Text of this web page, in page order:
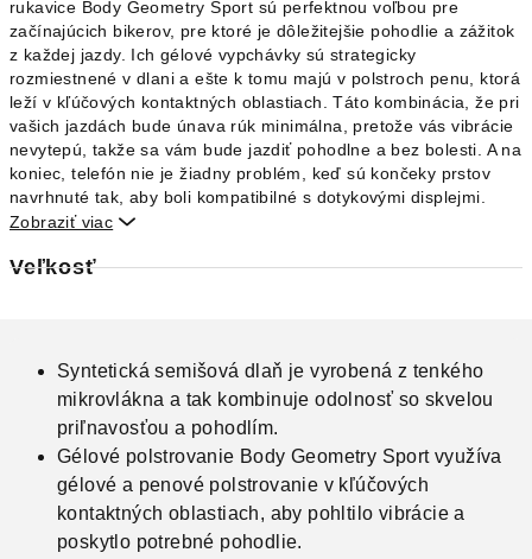
rukavice Body Geometry Sport sú perfektnou voľbou pre
začínajúcich bikerov, pre ktoré je dôležitejšie pohodlie a zážitok
z každej jazdy. Ich gélové vypchávky sú strategicky
rozmiestnené v dlani a ešte k tomu majú v polstroch penu, ktorá
leží v kľúčových kontaktných oblastiach. Táto kombinácia, že pri
vašich jazdách bude únava rúk minimálna, pretože vás vibrácie
nevytepú, takže sa vám bude jazdiť pohodlne a bez bolesti. A na
koniec, telefón nie je žiadny problém, keď sú končeky prstov
navrhnuté tak, aby boli kompatibilné s dotykovými displejmi.
Zobraziť viac 
Veľkosť
Syntetická semišová dlaň je vyrobená z tenkého
mikrovlákna a tak kombinuje odolnosť so skvelou
priľnavosťou a pohodlím.
Gélové polstrovanie Body Geometry Sport využíva
gélové a penové polstrovanie v kľúčových
kontaktných oblastiach, aby pohltilo vibrácie a
poskytlo potrebné pohodlie.